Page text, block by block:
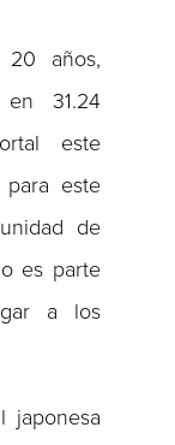
años,
31.24
este
este
de
es parte
a los
japonesa